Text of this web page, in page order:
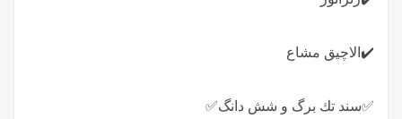
✔️الاچيق مشاع
✅سند تك برگ و شش دانگ✅